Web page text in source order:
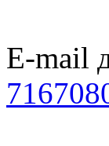
E-mail